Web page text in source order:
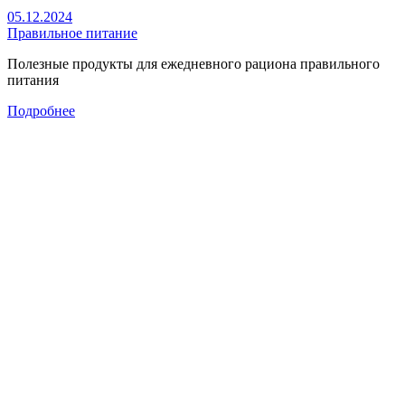
05.12.2024
Правильное питание
Полезные продукты для ежедневного рациона правильного
питания
Подробнее